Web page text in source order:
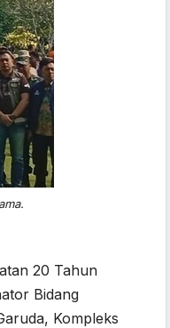
20 Tahun
Bidang
Kompleks